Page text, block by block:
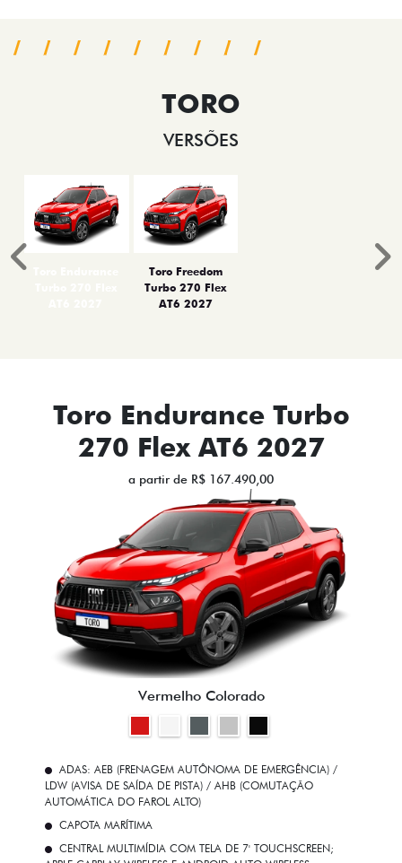
TORO
VERSÕES
Toro Freedom
Turbo 270 Flex
AT6 2027
Anterior
Toro Endurance Turbo
270 Flex AT6 2027
a partir de R$ 167.490,00
Vermelho Colorado
ADAS: AEB (FRENAGEM AUTÔNOMA DE EMERGÊNCIA) /
LDW (AVISA DE SAÍDA DE PISTA) / AHB (COMUTAÇÃO
AUTOMÁTICA DO FAROL ALTO)
CAPOTA MARÍTIMA
CENTRAL MULTIMÍDIA COM TELA DE 7' TOUCHSCREEN;